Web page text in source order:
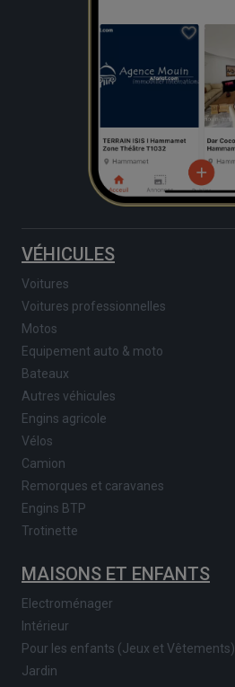
VÉHICULES
Voitures
Voitures professionnelles
Motos
Equipement auto & moto
Bateaux
Autres véhicules
Engins agricole
Vélos
Camion
Remorques et caravanes
Engins BTP
Trotinette
MAISONS ET ENFANTS
Electroménager
Intérieur
Pour les enfants (Jeux et Vêtements)
Jardin